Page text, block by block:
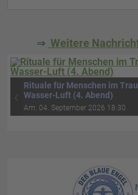
⇒ Weitere
Rituale für Menschen im
Wasser-Luft (4. Abend)
Am: 04. September 2026 18:30
‹